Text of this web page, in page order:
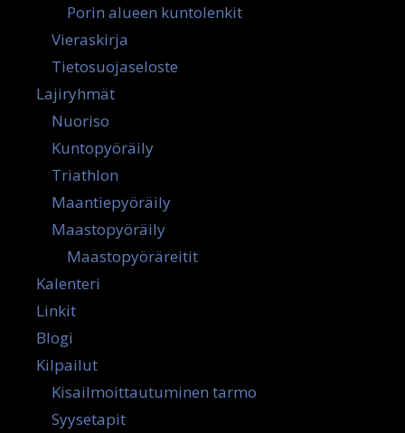
Porin alueen kuntolenkit
Vieraskirja
Tietosuojaseloste
Lajiryhmät
Nuoriso
Kuntopyöräily
Triathlon
Maantiepyöräily
Maastopyöräily
Maastopyöräreitit
Kalenteri
Linkit
Blogi
Kilpailut
Kisailmoittautuminen tarmo
Syysetapit